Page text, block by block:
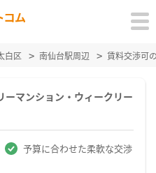
白区 南仙台駅周辺 賃料交渉可
マンション・ウィークリー
予算に合わせた柔軟な交渉